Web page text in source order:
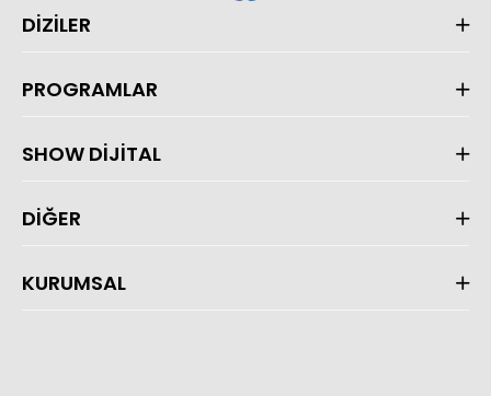
DİZİLER
PROGRAMLAR
SHOW DİJİTAL
DİĞER
KURUMSAL